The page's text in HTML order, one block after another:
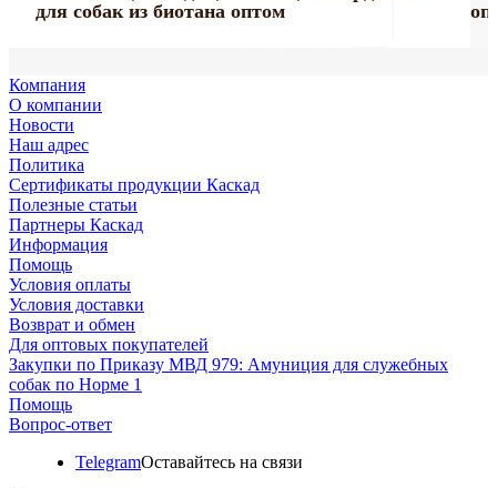
Farm
«ПРОФИ»
Люкс»
капроновые
«Марли»
«Марли»
подкладкой
«УРБАН»
«СПОРТ»
оптом
для собак из биотана оптом
Компания
О компании
Новости
Наш адрес
Политика
Сертификаты продукции Каскад
Полезные статьи
Партнеры Каскад
Информация
Помощь
Условия оплаты
Условия доставки
Возврат и обмен
Для оптовых покупателей
Закупки по Приказу МВД 979: Амуниция для служебных
собак по Норме 1
Помощь
Вопрос-ответ
TelegramОставайтесь на связи